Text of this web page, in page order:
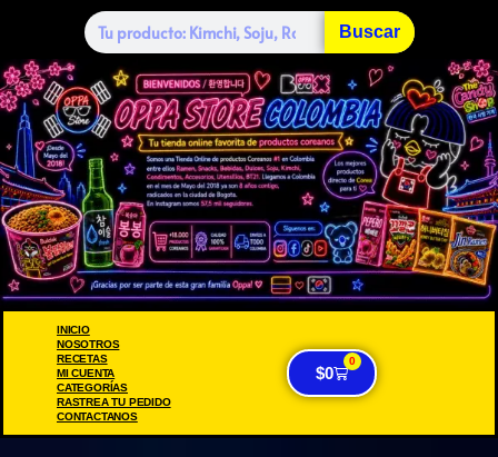
Buscar
INICIO
NOSOTROS
RECETAS
MI CUENTA
CATEGORÍAS
RASTREA TU PEDIDO
CONTACTANOS
$0
0